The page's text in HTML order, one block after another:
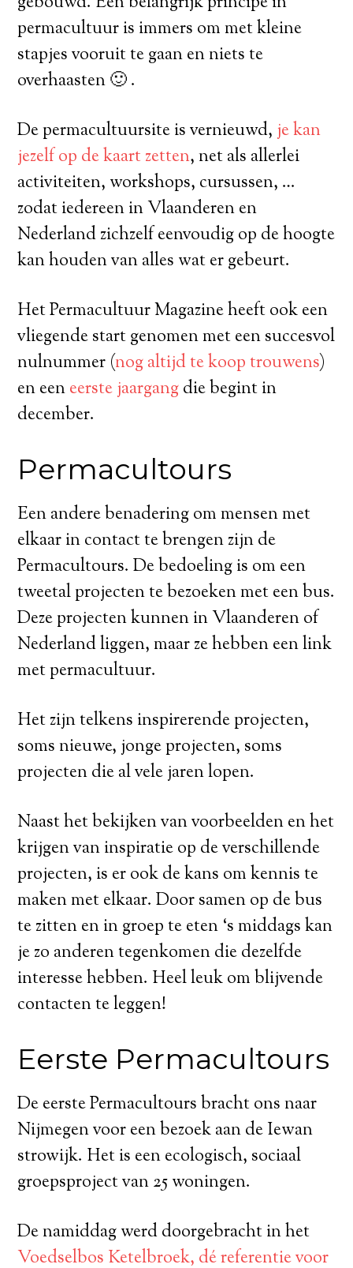
permacultuur is immers om met kleine
stapjes vooruit te gaan en niets te
overhaasten 🙂 .
De permacultuursite is vernieuwd, je kan
jezelf op de kaart zetten, net als allerlei
activiteiten, workshops, cursussen, …
zodat iedereen in Vlaanderen en
Nederland zichzelf eenvoudig op de hoogte
kan houden van alles wat er gebeurt.
Het Permacultuur Magazine heeft ook een
vliegende start genomen met een succesvol
nulnummer (nog altijd te koop trouwens)
en eeneerste jaargangdie begint in
december.
Permacultours
Een andere benadering om mensen met
elkaar in contact te brengen zijn de
Permacultours. De bedoeling is om een
tweetal projecten te bezoeken met een bus.
Deze projecten kunnen in Vlaanderen of
Nederland liggen, maar ze hebben een link
met permacultuur.
Het zijn telkens inspirerende projecten,
soms nieuwe, jonge projecten, soms
projecten die al vele jaren lopen.
Naast het bekijken van voorbeelden en het
krijgen van inspiratie op de verschillende
projecten, is er ook de kans om kennis te
maken met elkaar. Door samen op de bus
te zitten en in groep te eten ‘s middags kan
je zo anderen tegenkomen die dezelfde
interesse hebben. Heel leuk om blijvende
contacten te leggen!
Eerste Permacultours
De eerste Permacultours bracht ons naar
Nijmegen voor een bezoek aan de Iewan
strowijk. Het is een ecologisch, sociaal
groepsproject van 25 woningen.
De namiddag werd doorgebracht in het
Voedselbos Ketelbroek, dé referentie voor